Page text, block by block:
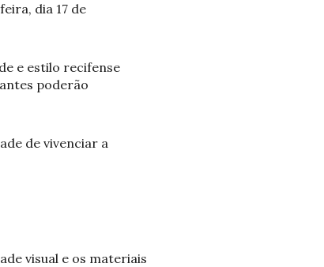
dia 17 de
e estilo recifense
poderão
de vivenciar a
visual e os materiais